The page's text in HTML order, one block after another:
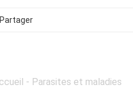
Partager
- Parasites et maladies